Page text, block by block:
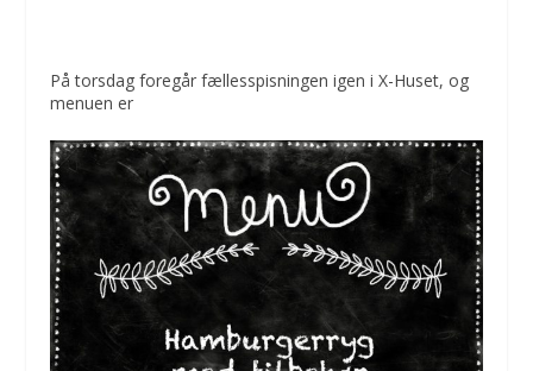
På torsdag foregår fællesspisningen igen i X-Huset, og
menuen er